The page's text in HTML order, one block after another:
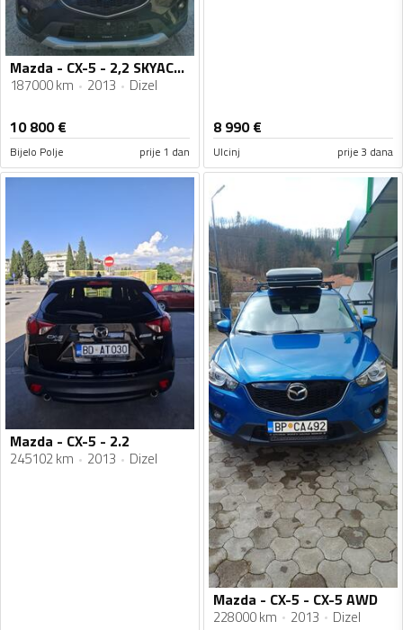
Mazda - CX-5 - 2,2 SKYACTIVE-D AWD
187000 km 2013 Dizel
10 800€
Bijelo Polje prije 1 dan
8 990€
Ulcinj prije 3 dana
Mazda - CX-5 - 2.2
245102 km 2013 Dizel
Mazda - CX-5 - CX-5 AWD
228000 km 2013 Dizel